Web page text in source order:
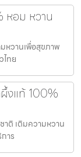
หอม หวาน
หวานเพื่อสุขภาพ
ไทย
งแท้ 100%
ติ เติมความหวาน
าร